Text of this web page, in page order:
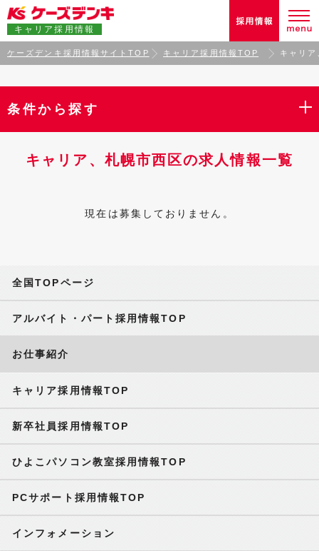
キャリア採用情報
ケーズデンキ採用情報サイトTOP キャリア採用情報TOP キャリ
条件から探す
キャリア、札幌市西区の求人情報一覧
現在は募集しておりません。
全国TOPページ
アルバイト・パート採用情報TOP
お仕事紹介
キャリア採用情報TOP
新卒社員採用情報TOP
ひよこパソコン教室採用情報TOP
PCサポート採用情報TOP
インフォメーション